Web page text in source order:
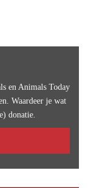
en Animals Today
Waardeer je wat
donatie.